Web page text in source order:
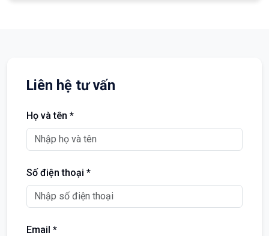
Liên hệ tư vấn
Họ và tên *
Số điện thoại *
Email *